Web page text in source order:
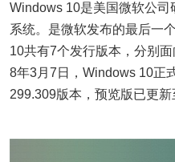
Windows 10是美国微软公
系统。是微软发布的最后一
10共有7个发行版本，分别
8年3月7日，Windows 10正
299.309版本，预览版已更